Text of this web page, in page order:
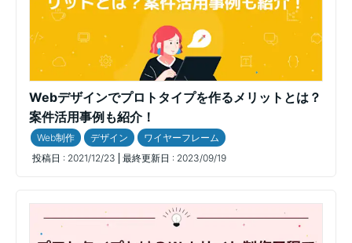
Webデザインでプロトタイプを作るメリットとは？
案件活用事例も紹介！
Web制作 デザイン
ワイヤーフレーム
投稿日 : 2021/12/23 最終更新日 : 2023/09/19